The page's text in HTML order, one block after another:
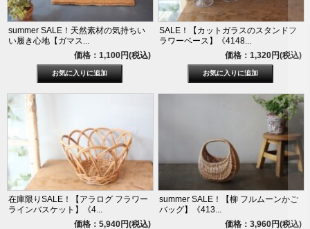
summer SALE！天然素材の気持ちい
い履き心地【ガマス...
価格：1,100円(税込)
SALE！【カットガラスのスタンドフ
ラワーベース】《4148...
価格：1,320円(税込)
在庫限りSALE！【アラログ フラワー
ラインバスケット】《4...
価格：5,940円(税込)
summer SALE！【柳 フルムーンかご
バッグ】《413...
価格：3,960円(税込)